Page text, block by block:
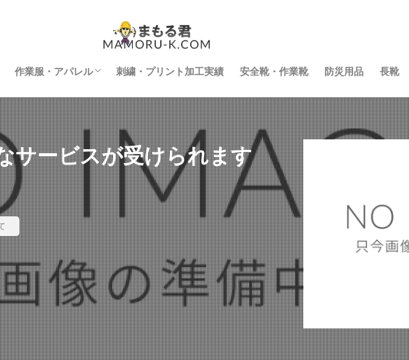
作業服・アパレル
インナー
空調服
防寒着
刺繍・プリント加工
刺繍・プリント加工実績 安全靴・作業靴 防災用品 長靴
サービスが受けられます